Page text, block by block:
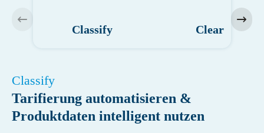
Classify Clear
Classify
Tarifierung automatisieren &
Produktdaten intelligent nutzen